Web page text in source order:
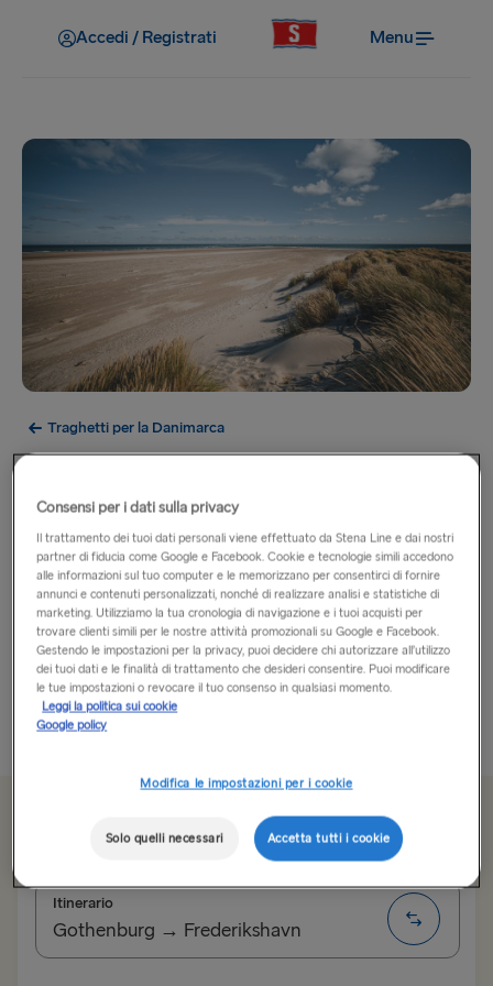
Accedi / Registrati Menu
Traghetti per la Danimarca
Frederikshavn
Come si dice in Danimarca, Fredrikshamn o
Frederikshavn è un’affascinante città portuale sulla
costa nord-orientale della penisola dello Jutland, nella
Danimarca settentrionale.
Prendete l’auto da Göteborg a Frederikshavn ed
esplorate la città e un po’ oltre: Frederikshavn è il...
Più informazioni
Da 99.60€ sola andata, auto e conducente
Itinerario
Gothenburg → Frederikshavn
Consensi per i dati sulla privacy
Il trattamento dei tuoi dati personali viene effettuato da Stena Line e dai nostri
partner di fiducia come Google e Facebook. Cookie e tecnologie simili accedono
alle informazioni sul tuo computer e le memorizzano per consentirci di fornire
annunci e contenuti personalizzati, nonché di realizzare analisi e statistiche di
marketing. Utilizziamo la tua cronologia di navigazione e i tuoi acquisti per
trovare clienti simili per le nostre attività promozionali su Google e Facebook.
Gestendo le impostazioni per la privacy, puoi decidere chi autorizzare all’utilizzo
dei tuoi dati e le finalità di trattamento che desideri consentire. Puoi modificare
le tue impostazioni o revocare il tuo consenso in qualsiasi momento.
Leggi la politica sui cookie
Google policy
Modifica le impostazioni per i cookie
Solo quelli necessari Accetta tutti i cookie